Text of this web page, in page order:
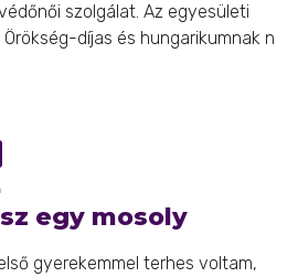
szolgálat. Az egyesületi
díjas és hungarikumnak n
egy mosoly
gyerekemmel terhes voltam,